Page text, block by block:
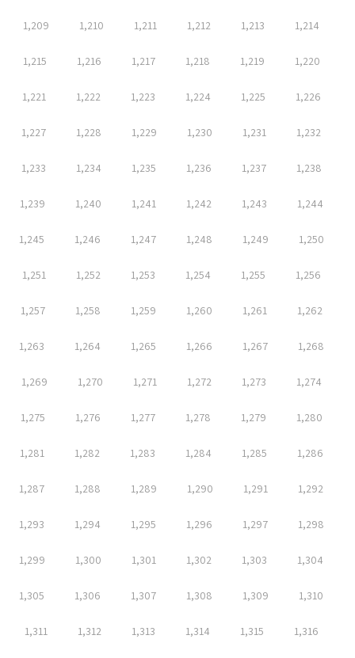
1,209 1,210 1,211 1,212 1,213 1,214
1,215 1,216 1,217 1,218 1,219 1,220
1,221 1,222 1,223 1,224 1,225 1,226
1,227 1,228 1,229 1,230 1,231 1,232
1,233 1,234 1,235 1,236 1,237 1,238
1,239 1,240 1,241 1,242 1,243 1,244
1,245 1,246 1,247 1,248 1,249 1,250
1,251 1,252 1,253 1,254 1,255 1,256
1,257 1,258 1,259 1,260 1,261 1,262
1,263 1,264 1,265 1,266 1,267 1,268
1,269 1,270 1,271 1,272 1,273 1,274
1,275 1,276 1,277 1,278 1,279 1,280
1,281 1,282 1,283 1,284 1,285 1,286
1,287 1,288 1,289 1,290 1,291 1,292
1,293 1,294 1,295 1,296 1,297 1,298
1,299 1,300 1,301 1,302 1,303 1,304
1,305 1,306 1,307 1,308 1,309 1,310
1,311 1,312 1,313 1,314 1,315 1,316